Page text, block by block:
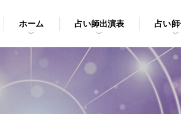
ホーム 占い師出演表 占い